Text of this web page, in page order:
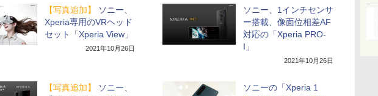
【写真追加】
ソニー、
Xperia専用のVRヘッド
セット「Xperia View」
2021年10月26日
ソニー、1インチセンサ
ー搭載、像面位相差AF
対応の「Xperia PRO-
I」
2021年10月26日
【写真追加】
ソニー、
ソニーの「Xperia 1